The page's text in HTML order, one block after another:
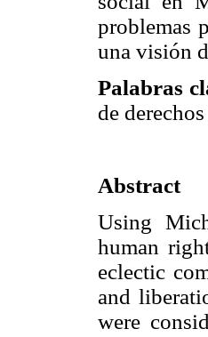
problemas
una visión
Palabras
de
Abstract
Using
human
eclectic
and
were